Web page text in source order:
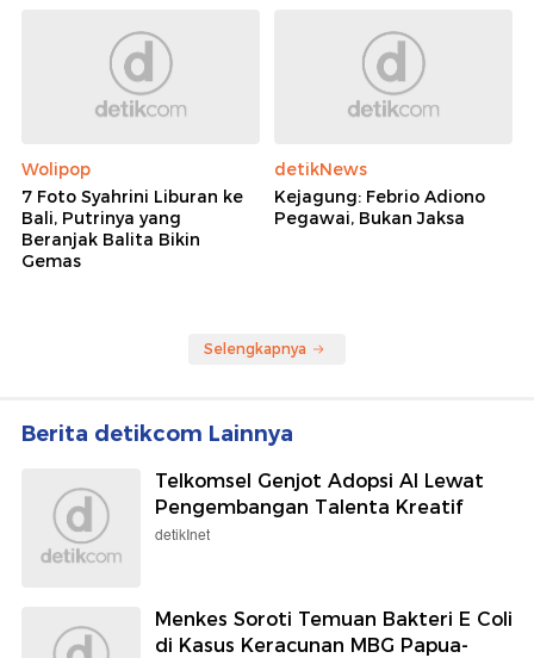
Wolipop
7 Foto Syahrini Liburan ke
Bali, Putrinya yang
Beranjak Balita Bikin
Gemas
detikNews
Kejagung: Febrio Adiono
Pegawai, Bukan Jaksa
Selengkapnya
Berita detikcom Lainnya
Telkomsel Genjot Adopsi AI Lewat
Pengembangan Talenta Kreatif
detikInet
Menkes Soroti Temuan Bakteri E Coli
di Kasus Keracunan MBG Papua-